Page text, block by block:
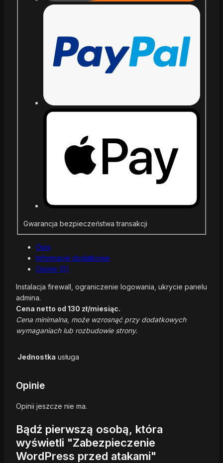
Gwarancja bezpieczeństwa transakcji
Opis
Informacje dodatkowe
Opinie (0)
Instalacja firewall, ograniczenie logowania, ukrycie panelu
admina.
Cena netto od 130 zł/miesiąc.
Cena minimalna, może wzrosnąć przy dodatkowych
wymaganiach lub rozbudowie strony.
Jednostka usługa
Opinie
Opinii jeszcze nie ma.
Bądź pierwszą osobą, która
wyświetli "Zabezpieczenie
WordPress przed atakami"